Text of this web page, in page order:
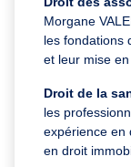
Morgane
les fondations
et leur mise
Droit de la
les
expérience en
en droit